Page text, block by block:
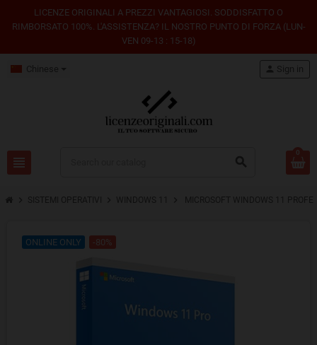
LICENZE ORIGINALI A PREZZI VANTAGIOSI. SODDISFATTO O
RIMBORSATO 100%. L'ASSISTENZA? IL NOSTRO PUNTO DI FORZA (LUN-
VEN 09-13 : 15-18)
view_headline search
person Sign in
0
ONLINE ONLY -80%